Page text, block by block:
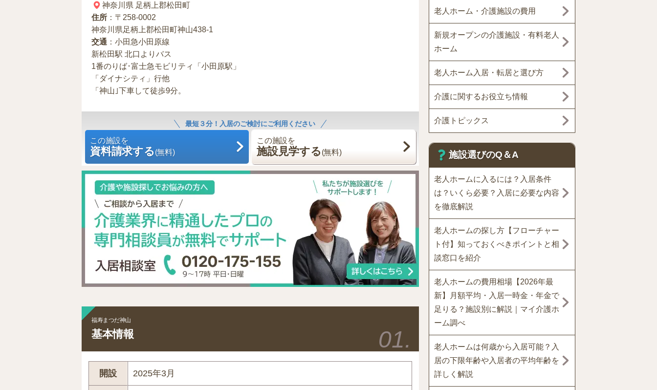
神奈川県 足柄上郡松田町
住所 ：〒258-0002
神奈川県足柄上郡松田町神山438-1
交通 ：小田急小田原線
新松田駅 北口よりバス
1番のりば･富士急モビリティ「小田原駅」
「ダイナシティ」行他
「神山｣下車して徒歩9分。
最短３分！入居のご検討にご利用ください
この施設を
資料請求する (無料)
この施設を
施設見学する (無料)
福寿まつだ神山
基本情報
開設 2025年3月
老人ホーム・介護施設の費用
新規オープンの介護施設・有料老人
ホーム
老人ホーム入居・転居と選び方
介護に関するお役立ち情報
介護トピックス
施設選びのQ＆A
老人ホームに入るには？入居条件
は？いくら必要？入居に必要な内容
を徹底解説
老人ホームの探し方【フローチャー
ト付】知っておくべきポイントと相
談窓口を紹介
老人ホームの費用相場【2026年最
新】月額平均・入居一時金・年金で
足りる？施設別に解説｜マイ介護ホ
ーム調べ
老人ホームは何歳から入居可能？入
居の下限年齢や入居者の平均年齢を
詳しく解説